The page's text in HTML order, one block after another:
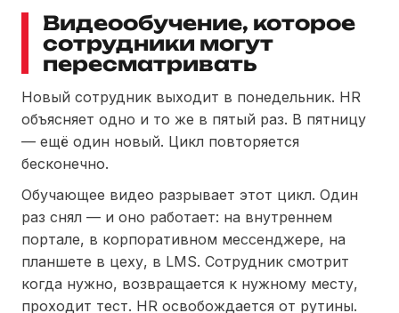
Видеообучение, которое
сотрудники могут
пересматривать
Новый сотрудник выходит в понедельник. HR
объясняет одно и то же в пятый раз. В пятницу
— ещё один новый. Цикл повторяется
бесконечно.
Обучающее видео разрывает этот цикл. Один
раз снял — и оно работает: на внутреннем
портале, в корпоративном мессенджере, на
планшете в цеху, в LMS. Сотрудник смотрит
когда нужно, возвращается к нужному месту,
проходит тест. HR освобождается от рутины.